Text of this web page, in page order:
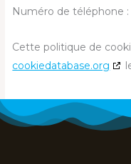
Numéro de téléphone :
Cette politique de
cookiedatabase.org